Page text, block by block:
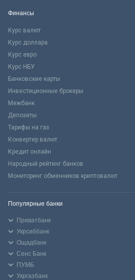
Финансы
Курс валют
Курс доллара
Курс евро
Курс НБУ
Банковские карты
Инвестиционные брокеры
Межбанк
Депозиты
Тарифы на газ
Конвертер валют
Кредит онлайн
Народный рейтинг банков
Мониторинг обменников криптовалют
Популярные банки
Приватбанк
Укрсиббанк
Ощадбанк
Сенс Банк
ПУМБ
Укргазбанк